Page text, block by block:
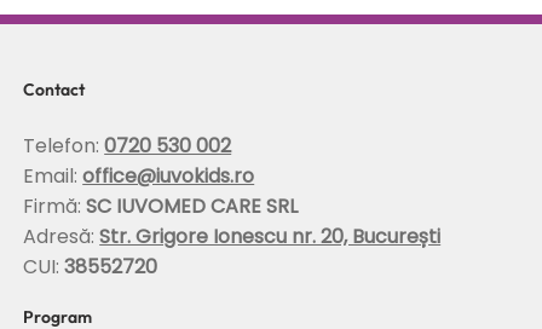
Scolioza la copii: rolul terapiei Schroth in
coloanei
Program
Contact
Telefon:0720 530 002
Email:office@iuvokids.ro
Firmă:SC IUVOMED CARE SRL
Adresă:Str. Grigore Ionescu nr. 20, București
CUI:38552720